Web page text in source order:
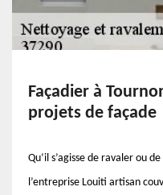
Façadier à
projets de façade
Qu’il s’agisse de ravaler ou
l’entreprise Louiti artisan